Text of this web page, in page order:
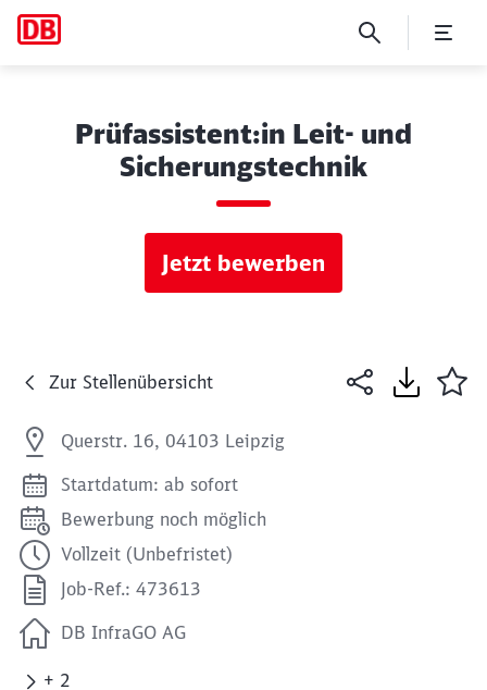
Prüfassistent:in Leit- und
Sicherungstechnik
Jetzt bewerben
Zur Stellenübersicht
Querstr. 16, 04103 Leipzig
Startdatum: ab sofort
Bewerbung noch möglich
Vollzeit (Unbefristet)
Job-Ref.: 473613
DB InfraGO AG
+ 2